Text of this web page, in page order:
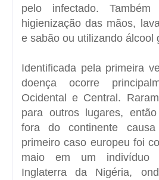
pelo infectado.
higienização das mãos,
e sabão ou utilizando álcool
Identificada pela primeira
doença ocorre
Ocidental e Central.
para outros lugares,
fora do continente causa
primeiro caso europeu foi
maio em um indivíduo
Inglaterra da Nigéria,